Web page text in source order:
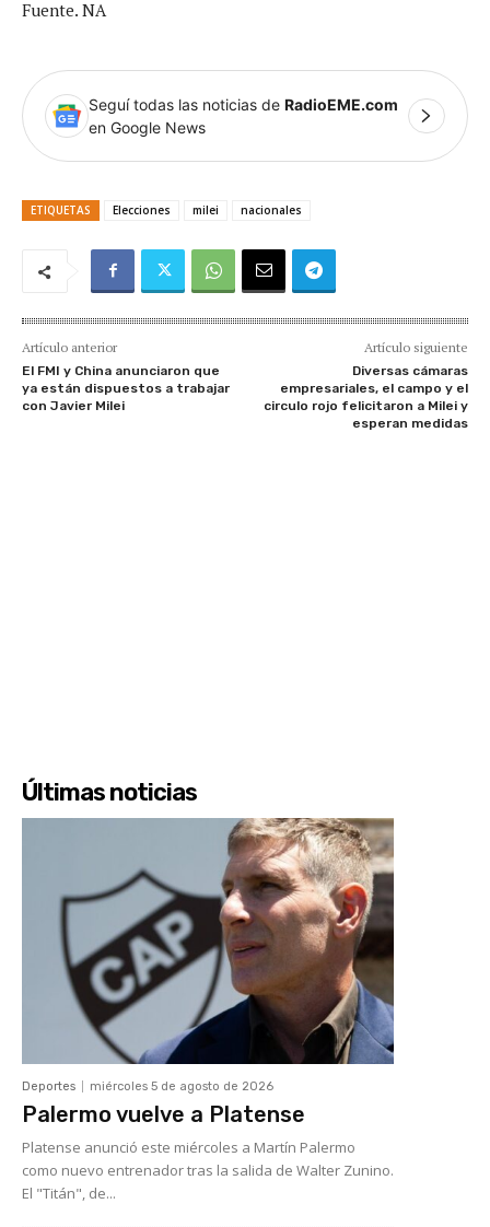
Fuente. NA
Seguí todas las noticias de RadioEME.com
en Google News
ETIQUETAS Elecciones milei nacionales
Artículo anterior
El FMI y China anunciaron que
ya están dispuestos a trabajar
con Javier Milei
Artículo siguiente
Diversas cámaras
empresariales, el campo y el
circulo rojo felicitaron a Milei y
esperan medidas
Últimas noticias
Deportes miércoles 5 de agosto de 2026
Palermo vuelve a Platense
Platense anunció este miércoles a Martín Palermo
como nuevo entrenador tras la salida de Walter Zunino.
El "Titán", de...